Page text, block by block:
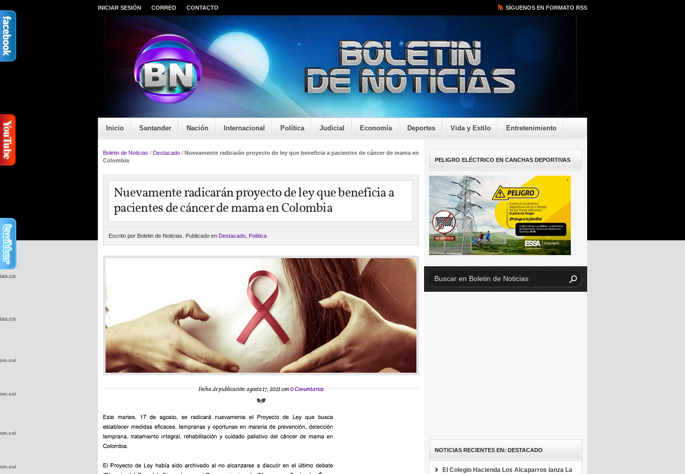
INICIAR SESIÓN CORREO CONTACTO SÍGUENOS EN FORMATO RSS
Inicio Santander Nación Internacional Política Judicial Economía Deportes Vida y Estilo Entretenimiento
Boletin de Noticias / Destacado / Nuevamente radicarán proyecto de ley que beneficia a pacientes de cáncer de mama en
Colombia
Nuevamente radicarán proyecto de ley que beneficia a
pacientes de cáncer de mama en Colombia
Escrito por Boletin de Noticias. Publicado en Destacado Política
Fecha de publicación: agosto 17, 2021 con0 Comentarios
PELIGRO ELÉCTRICO EN CANCHAS DEPORTIVAS
NOTICIAS RECIENTES EN: DESTACADO
El Colegio Hacienda Los Alcaparros lanza La
wp-
wp-
wp-
wp-
wp-
wp-